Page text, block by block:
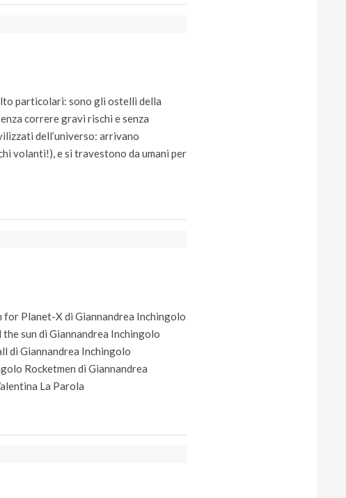
particolari: sono gli ostelli della
correre gravi rischi e senza
dell’universo: arrivano
volanti!), e si travestono da umani per
for Planet-X di Giannandrea Inchingolo
sun di Giannandrea Inchingolo
di Giannandrea Inchingolo
Rocketmen di Giannandrea
La Parola